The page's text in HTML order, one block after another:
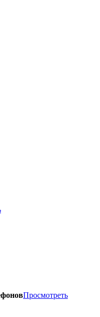
Просмотреть